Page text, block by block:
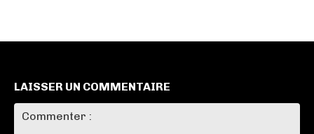
LAISSER UN COMMENTAIRE